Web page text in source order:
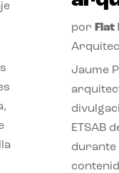
por Flat
Jaume
ETSAB
durante